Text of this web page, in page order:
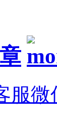
服微